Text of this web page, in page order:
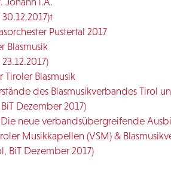
Pustertal 2017
Blasmusik
Blasmusik
des Blasmusikverbandes Tirol
Dezember 2017)
neue verbandsübergreifende
Musikkapellen (VSM) &
BiT Dezember 2017)